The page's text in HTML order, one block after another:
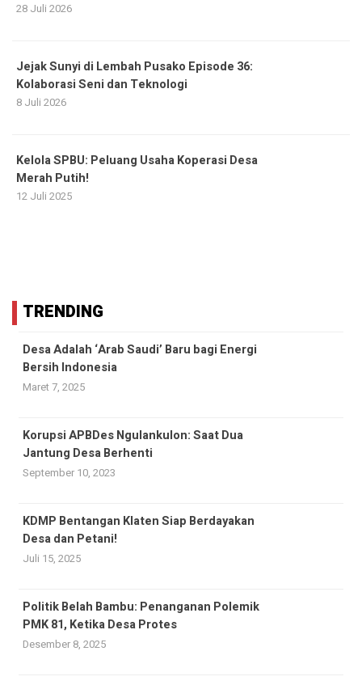
28 Juli 2026
Jejak Sunyi di Lembah Pusako Episode 36:
Kolaborasi Seni dan Teknologi
8 Juli 2026
Kelola SPBU: Peluang Usaha Koperasi Desa
Merah Putih!
12 Juli 2025
TRENDING
Desa Adalah ‘Arab Saudi’ Baru bagi Energi
Bersih Indonesia
Maret 7, 2025
Korupsi APBDes Ngulankulon: Saat Dua
Jantung Desa Berhenti
September 10, 2023
KDMP Bentangan Klaten Siap Berdayakan
Desa dan Petani!
Juli 15, 2025
Politik Belah Bambu: Penanganan Polemik
PMK 81, Ketika Desa Protes
Desember 8, 2025